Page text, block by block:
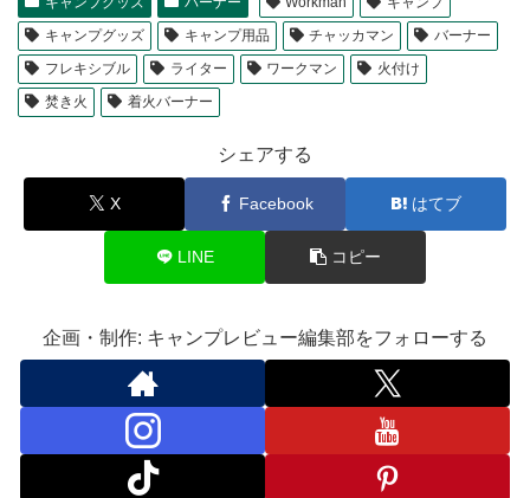
キャンプグッズ
キャンプ用品 チャッカマン
バーナー
フレキシブル
ライター ワークマン
火付け
焚き火
着火バーナー
シェアする
X Facebook はてブ
LINE コピー
企画・制作: キャンプレビュー編集部をフォローする